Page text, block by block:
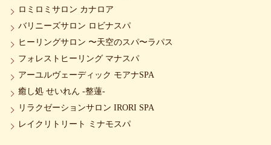
ロミロミサロン カナロア
バリニーズサロン ロビナスパ
ヒーリングサロン 〜天空のスパ〜ラパス
フォレストヒーリング マナスパ
アーユルヴェーディック モアナSPA
癒し処 せいれん -整蓮-
リラクゼーションサロン IRORI SPA
レイクリトリート ミナモスパ